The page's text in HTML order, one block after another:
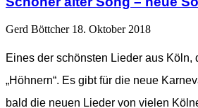
Gerd Böttcher 18. Oktober 2018
Eines der schönsten Lieder aus Köln,
„Höhnern“. Es gibt für die neue
bald die neuen Lieder von vielen